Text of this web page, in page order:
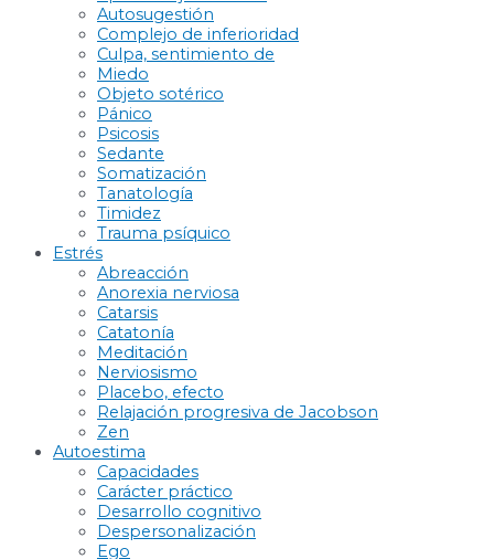
Autosugestión
Complejo de inferioridad
Culpa, sentimiento de
Miedo
Objeto sotérico
Pánico
Psicosis
Sedante
Somatización
Tanatología
Timidez
Trauma psíquico
Estrés
Abreacción
Anorexia nerviosa
Catarsis
Catatonía
Meditación
Nerviosismo
Placebo, efecto
Relajación progresiva de Jacobson
Zen
Autoestima
Capacidades
Carácter práctico
Desarrollo cognitivo
Despersonalización
Ego